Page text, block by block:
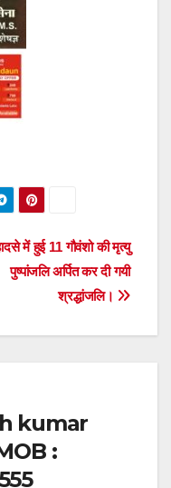
में हुई 11 गौवंशो की मृत्यु
पुष्पांजलि अर्पित कर दी गयी
श्रद्धांजलि।
kumar
: